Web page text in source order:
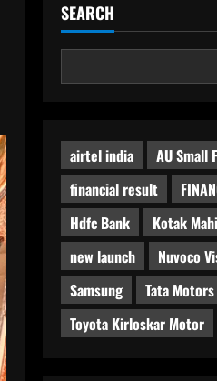
SEARCH
airtel india
AU Small
financial result
Hdfc Bank
Kotak
new launch
Nuvoco
Samsung
Tata Motors
Toyota Kirloskar Motor